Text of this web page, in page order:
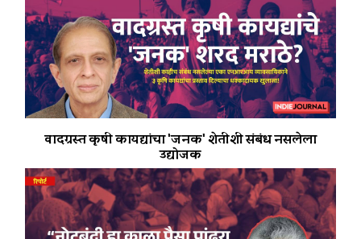
वादग्रस्त कृषी कायद्यांचा 'जनक' शेतीशी संबंध नसलेला
उद्योजक